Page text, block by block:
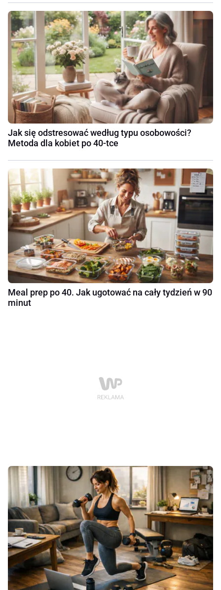
Jak się odstresować według typu osobowości?
Metoda dla kobiet po 40-tce
Meal prep po 40. Jak ugotować na cały tydzień w 90
minut